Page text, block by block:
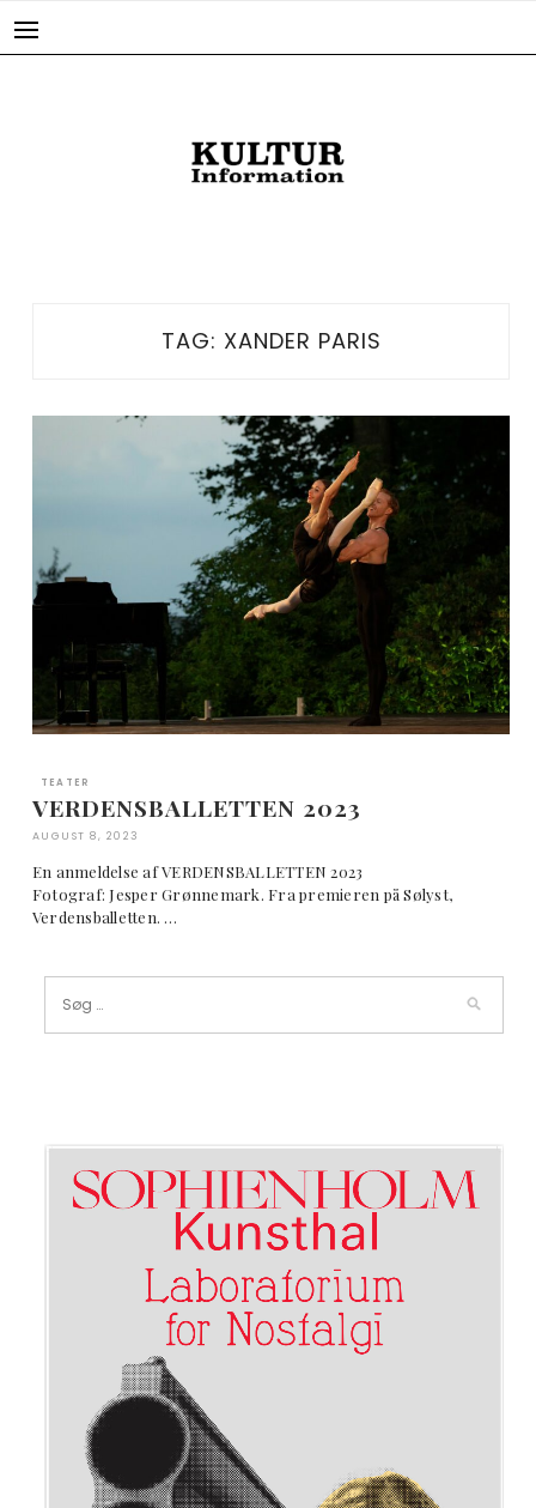
TAG: XANDER PARIS
TEATER
VERDENSBALLETTEN 2023
AUGUST 8, 2023
En anmeldelse af VERDENSBALLETTEN 2023
Fotograf: Jesper Grønnemark. Fra premieren på Sølyst,
Verdensballetten. …